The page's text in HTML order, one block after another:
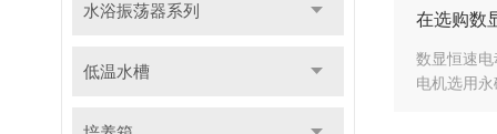
水浴振荡器系列
低温水槽
在选购数
数显恒速
电机选用